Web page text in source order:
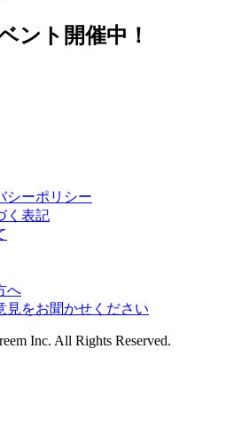
ント開催中！
シーポリシー
く表記
へ
見をお聞かせください
Inc. All Rights Reserved.